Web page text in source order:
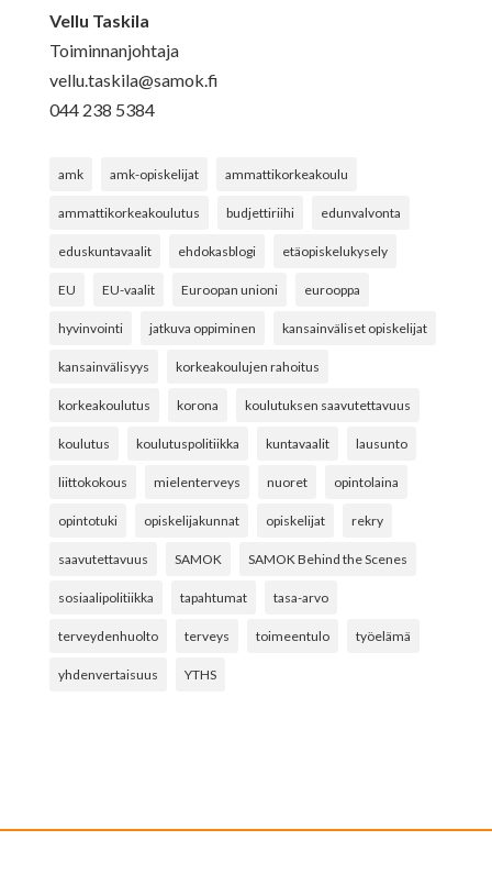
Vellu Taskila
Toiminnanjohtaja
vellu.taskila@samok.fi
044 238 5384
amk amk-opiskelijat ammattikorkeakoulu
ammattikorkeakoulutus budjettiriihi edunvalvonta
eduskuntavaalit ehdokasblogi etäopiskelukysely
EU EU-vaalit Euroopan unioni eurooppa
hyvinvointi jatkuva oppiminen kansainväliset opiskelijat
kansainvälisyys korkeakoulujen rahoitus
korkeakoulutus korona koulutuksen saavutettavuus
koulutus koulutuspolitiikka kuntavaalit lausunto
liittokokous mielenterveys nuoret opintolaina
opintotuki opiskelijakunnat opiskelijat rekry
saavutettavuus SAMOK SAMOK Behind the Scenes
sosiaalipolitiikka tapahtumat tasa-arvo
terveydenhuolto terveys toimeentulo työelämä
yhdenvertaisuus YTHS